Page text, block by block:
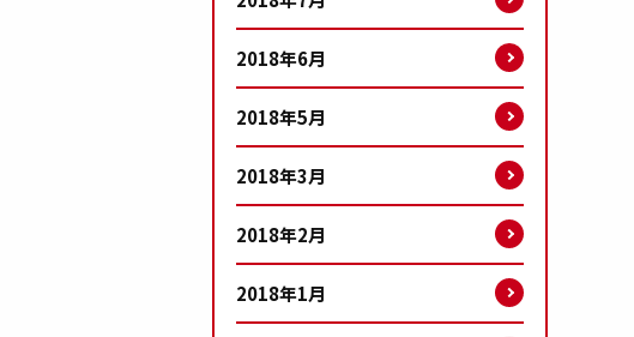
2018年6月
2018年5月
2018年3月
2018年2月
2018年1月